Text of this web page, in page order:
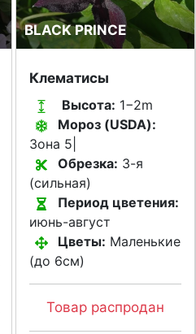
BLACK PRINCE
Клематисы
Высота: 1−2m
Мороз (USDA):
Зона 5|
Обрезка: 3-я
(сильная)
Период цветения:
июнь-август
Цветы: Маленькие
(до 6см)
Товар распродан